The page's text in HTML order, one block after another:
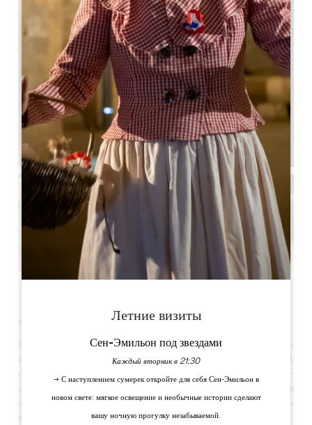
Наш девиз? Предложить вам веселые, оригинальные и
изобретательные экологически ответственные мероприятия,
основанные на природе, благополучии и экологии. Наша цель -
стали уникальным моментом, который можно разделить со
Летние визиты
Сен-Эмильон под звездами
Каждый вторник в 21:30
→ С наступлением сумерек откройте для себя Сен-Эмильон в
новом свете: мягкое освещение и необычные истории сделают
вашу ночную прогулку незабываемой.